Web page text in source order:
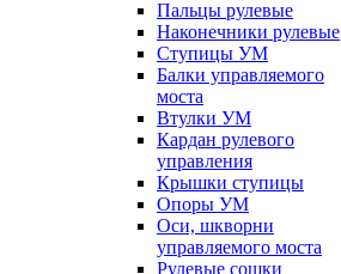
Пальцы рулевые
Наконечники рулевые
Ступицы УМ
Балки управляемого
моста
Втулки УМ
Кардан рулевого
управления
Крышки ступицы
Опоры УМ
Оси, шкворни
управляемого моста
Рулевые сошки